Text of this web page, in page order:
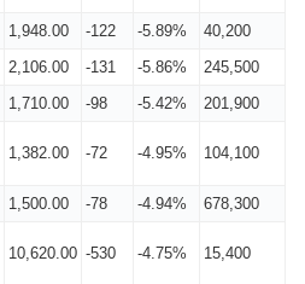
1,948.00 -122 -5.89%
40,200
2,106.00 -131 -5.86%
245,500
1,710.00 -98 -5.42% 201,900
1,382.00 -72 -4.95% 104,100
1,500.00 -78 -4.94% 678,300
10,620.00 -530 -4.75% 15,400